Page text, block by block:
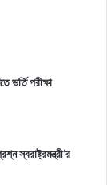
ভর্তি পরীক্ষা
স্বরাষ্ট্রমন্ত্রী’র